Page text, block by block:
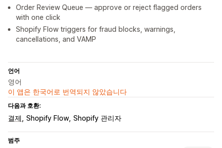
Order Review Queue — approve or reject flagged orders
with one click
Shopify Flow triggers for fraud blocks, warnings,
cancellations, and VAMP
언어
영어
이 앱은 한국어로 번역되지 않았습니다
다음과 호환:
결제 Shopify Flow Shopify 관리자
범주